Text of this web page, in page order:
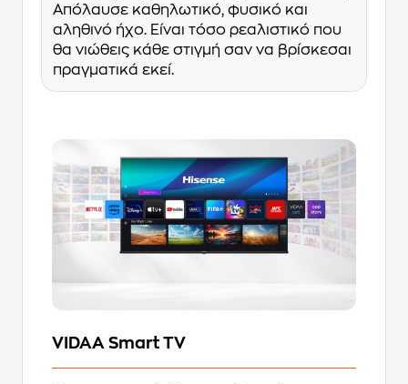
Απόλαυσε καθηλωτικό, φυσικό και
αληθινό ήχο. Είναι τόσο ρεαλιστικό που
θα νιώθεις κάθε στιγμή σαν να βρίσκεσαι
πραγματικά εκεί.
VIDAA Smart TV